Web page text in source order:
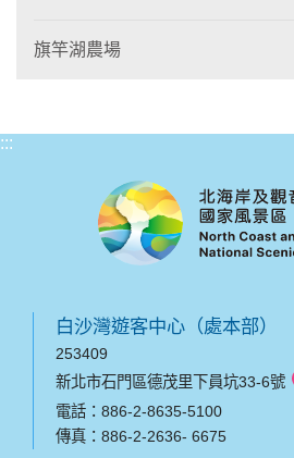
旗竿湖農場
:::
白沙灣遊客中心（處本部）
253409
新北市石門區德茂里下員坑33-6號
電話：886-2-8635-5100
傳真：886-2-2636- 6675